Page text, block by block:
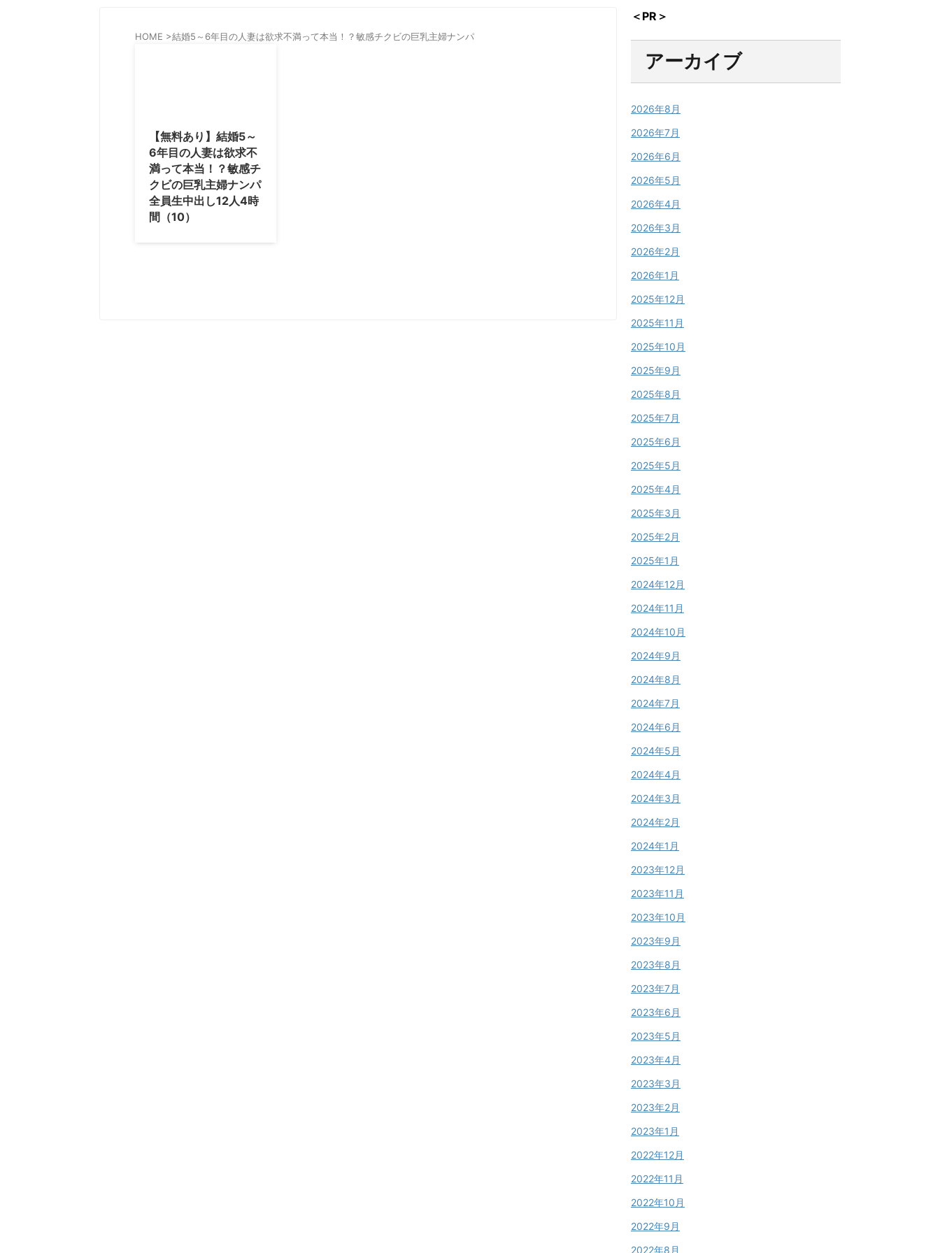
HOME >結婚5～6年目の人妻は欲求不満って本当！？敏感チクビの巨乳主婦ナンパ
【無料あり】結婚5～
6年目の人妻は欲求不
満って本当！？敏感チ
クビの巨乳主婦ナンパ
全員生中出し12人4時
間（10）
＜PR＞
アーカイブ
2026年8月
2026年7月
2026年6月
2026年5月
2026年4月
2026年3月
2026年2月
2026年1月
2025年12月
2025年11月
2025年10月
2025年9月
2025年8月
2025年7月
2025年6月
2025年5月
2025年4月
2025年3月
2025年2月
2025年1月
2024年12月
2024年11月
2024年10月
2024年9月
2024年8月
2024年7月
2024年6月
2024年5月
2024年4月
2024年3月
2024年2月
2024年1月
2023年12月
2023年11月
2023年10月
2023年9月
2023年8月
2023年7月
2023年6月
2023年5月
2023年4月
2023年3月
2023年2月
2023年1月
2022年12月
2022年11月
2022年10月
2022年9月
2022年8月